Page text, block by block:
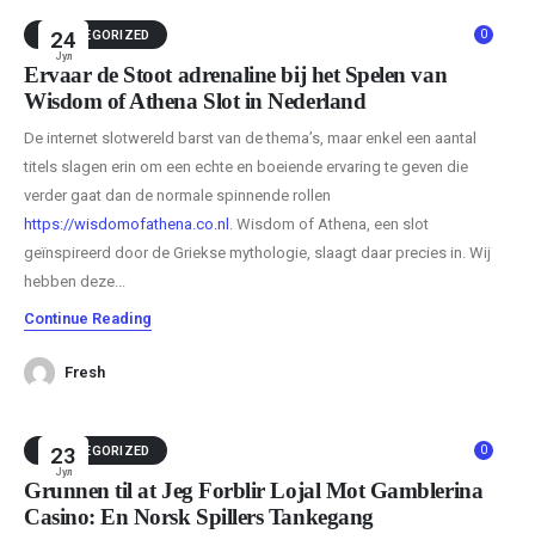
24
Јул
0
UNCATEGORIZED
Ervaar de Stoot adrenaline bij het Spelen van
Wisdom of Athena Slot in Nederland
De internet slotwereld barst van de thema’s, maar enkel een aantal
titels slagen erin om een echte en boeiende ervaring te geven die
verder gaat dan de normale spinnende rollen
https://wisdomofathena.co.nl . Wisdom of Athena, een slot
geïnspireerd door de Griekse mythologie, slaagt daar precies in. Wij
hebben deze...
Continue Reading
Fresh
23
Јул
0
UNCATEGORIZED
Grunnen til at Jeg Forblir Lojal Mot Gamblerina
Casino: En Norsk Spillers Tankegang